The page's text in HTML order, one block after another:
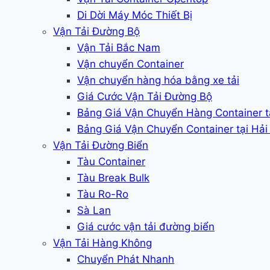
Di Dời Máy Móc Thiết Bị
Vận Tải Đường Bộ
Vận Tải Bắc Nam
Vận chuyển Container
Vận chuyển hàng hóa bằng xe tải
Giá Cước Vận Tải Đường Bộ
Bảng Giá Vận Chuyển Hàng Container
Bảng Giá Vận Chuyển Container tại Hải
Vận Tải Đường Biển
Tàu Container
Tàu Break Bulk
Tàu Ro-Ro
Sà Lan
Giá cước vận tải đường biển
Vận Tải Hàng Không
Chuyển Phát Nhanh